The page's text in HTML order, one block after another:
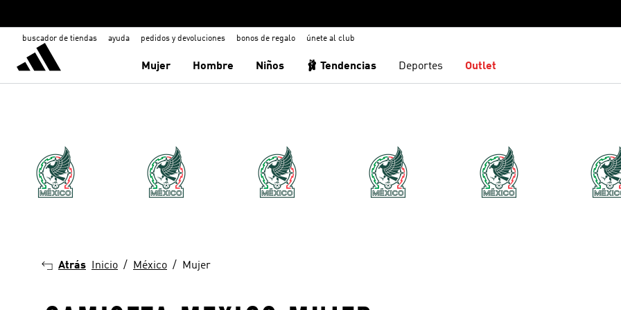
buscador de tiendas ayuda pedidos y devoluciones bonos de regalo únete al club
Mujer Hombre Niños 🩰 Tendencias Deportes Outlet
Atrás Inicio México Mujer